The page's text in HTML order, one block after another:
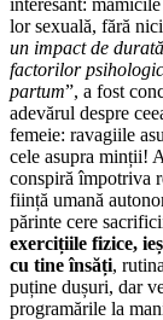
lor sexuală, fără
un impact de
factorilor
partum”, a fost
adevărul despre
femeie: ravagiile
cele asupra minții!
conspiră împotriva
ființă umană
părinte cere
exercițiile fizice,
cu tine însăți,
puține dușuri, dar
programările la